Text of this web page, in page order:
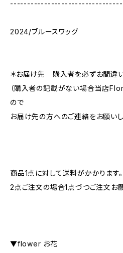
2024/ブルースワッグ
＊お届け先 購入者を必ずお間違
（購入者の記載がない場合当店
ので
お届け先の方へのご連絡をお願いし
商品1点に対して送料がかかります。
2点ご注文の場合1点づつご注文お願
▼flower お花